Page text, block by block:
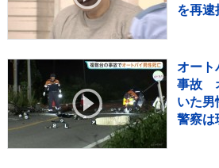
を再
オート
事故
いた
警察は